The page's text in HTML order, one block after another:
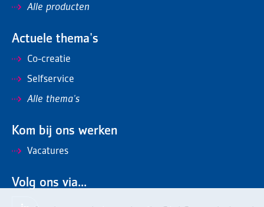
Alle producten
Actuele thema's
Co-creatie
Selfservice
Alle thema's
Kom bij ons werken
Vacatures
Volg ons via...